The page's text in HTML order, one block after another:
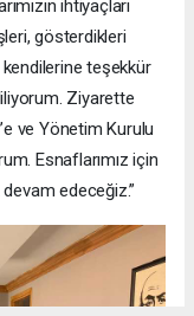
ihtiyaçları
gösterdikleri
teşekkür
Ziyarette
ve Yönetim Kurulu
Esnaflarımız için
edeceğiz.”